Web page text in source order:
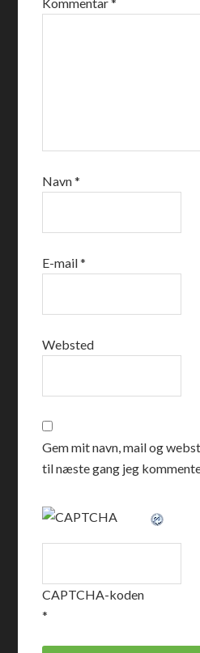
Navn*
E-mail*
Websted
Gem mit navn, mail og
til næste gang jeg
CAPTCHA-koden
*